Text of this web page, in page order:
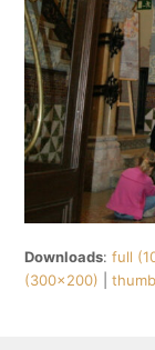
Downloads:full
(300x200) |